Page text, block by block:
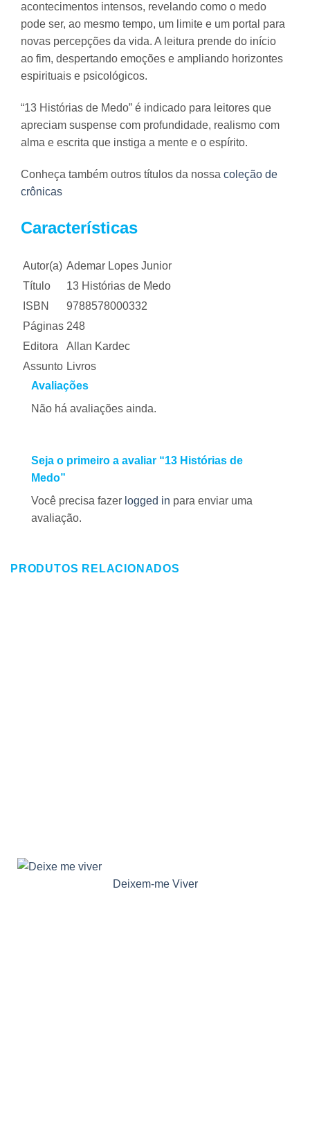
acontecimentos intensos, revelando como o medo
pode ser, ao mesmo tempo, um limite e um portal para
novas percepções da vida. A leitura prende do início
ao fim, despertando emoções e ampliando horizontes
espirituais e psicológicos.
“13 Histórias de Medo” é indicado para leitores que
apreciam suspense com profundidade, realismo com
alma e escrita que instiga a mente e o espírito.
Conheça também outros títulos da nossa coleção de
crônicas
Características
Autor(a) Ademar Lopes Junior
Título
13 Histórias de Medo
ISBN
9788578000332
Páginas 248
Editora
Allan Kardec
Assunto Livros
Avaliações
Não há avaliações ainda.
Seja o primeiro a avaliar “13 Histórias de
Medo”
Você precisa fazer logged in para enviar uma
avaliação.
PRODUTOS RELACIONADOS
Deixem-me Viver